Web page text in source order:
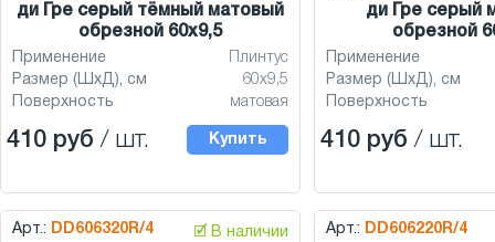
ди Гре серый тёмный матовый
обрезной 60x9,5
Применение
Плинтус
Размер (ШхД), см
60x9,5
Поверхность
матовая
410 руб / шт. Купить
ди Гре серый
обрезной
Применение
Размер (ШхД), см
Поверхность
410 руб / шт.
Арт.: DD606320R/4 🗹 В наличии Арт.: DD606220R/4